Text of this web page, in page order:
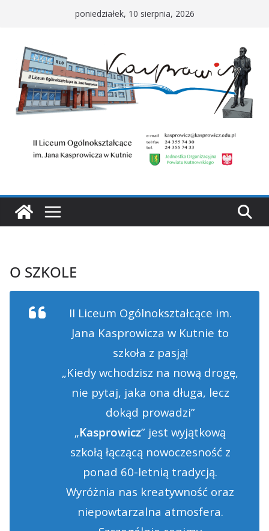
poniedziałek, 10 sierpnia, 2026
O SZKOLE
II Liceum Ogólnokształcące im.
Jana Kasprowicza w Kutnie to
szkoła z pasją!
„Kiedy wchodzisz na nową drogę,
nie pytaj, jaka ona długa, lecz
dokąd prowadzi”
„Kasprowicz” jest wyjątkową
szkołą łączącą nowoczesność z
ponad 60-letnią tradycją.
Wyróżnia nas kreatywność oraz
niepowtarzalna atmosfera.